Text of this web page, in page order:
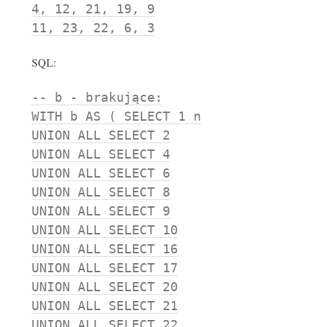
4, 12, 21, 19, 9
11, 23, 22, 6, 3
SQL:
-- b - brakujące:
WITH b AS ( SELECT 1 n
UNION ALL SELECT 2
UNION ALL SELECT 4
UNION ALL SELECT 6
UNION ALL SELECT 8
UNION ALL SELECT 9
UNION ALL SELECT 10
UNION ALL SELECT 16
UNION ALL SELECT 17
UNION ALL SELECT 20
UNION ALL SELECT 21